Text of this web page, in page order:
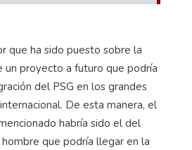
que ha sido puesto sobre la
un proyecto a futuro que podría
del PSG en los grandes
De esta manera, el
habría sido el del
que podría llegar en la